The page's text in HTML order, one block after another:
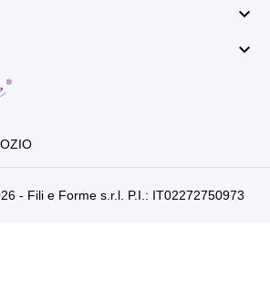


- Fili e Forme s.r.l. P.I.: IT02272750973